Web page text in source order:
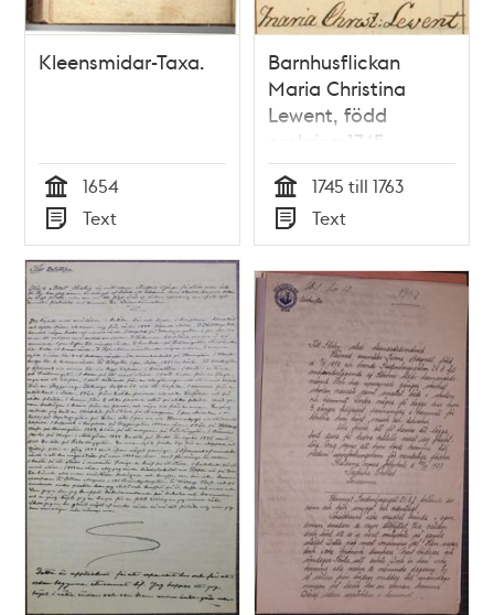
Kleensmidar-Taxa.
Tid
1654
Typ
Text
Barnhusflickan
Maria Christina
Lewent, född
omkring 1745
Tid
1745 till 1763
Typ
Text